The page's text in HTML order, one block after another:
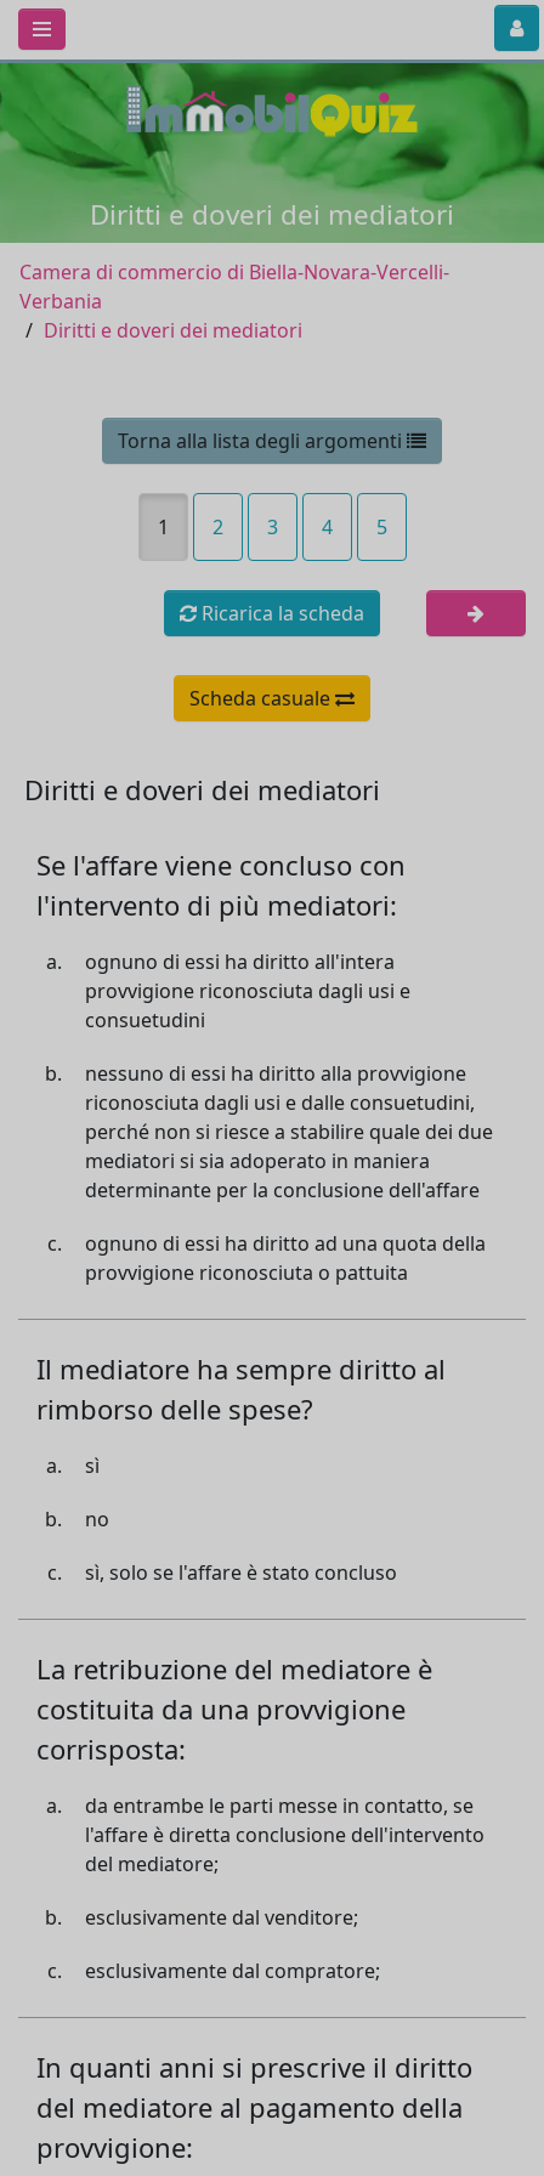
Diritti e doveri dei mediatori
Camera di commercio di Biella-Novara-Vercelli-
Verbania
Diritti e doveri dei mediatori
Torna alla lista degli argomenti
1 2 3 4 5
Ricarica la scheda
Scheda casuale
Diritti e doveri dei mediatori
Se l'affare viene concluso con
l'intervento di più mediatori:
ognuno di essi ha diritto all'intera
provvigione riconosciuta dagli usi e
consuetudini
nessuno di essi ha diritto alla provvigione
riconosciuta dagli usi e dalle consuetudini,
perché non si riesce a stabilire quale dei due
mediatori si sia adoperato in maniera
determinante per la conclusione dell'affare
ognuno di essi ha diritto ad una quota della
provvigione riconosciuta o pattuita
Il mediatore ha sempre diritto al
rimborso delle spese?
sì
no
sì, solo se l'affare è stato concluso
La retribuzione del mediatore è
costituita da una provvigione
corrisposta:
da entrambe le parti messe in contatto, se
l'affare è diretta conclusione dell'intervento
del mediatore;
esclusivamente dal venditore;
esclusivamente dal compratore;
In quanti anni si prescrive il diritto
del mediatore al pagamento della
provvigione: